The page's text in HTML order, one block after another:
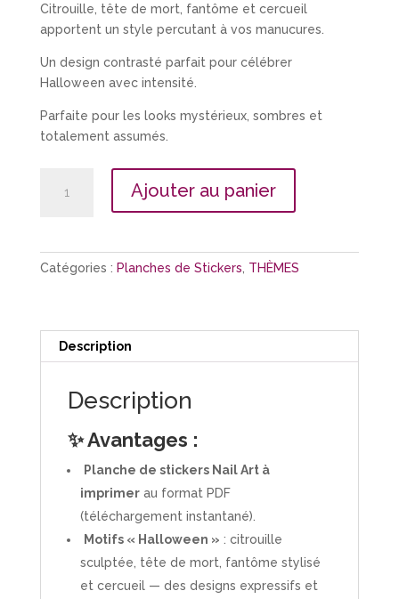
Citrouille, tête de mort, fantôme et cercueil
apportent un style percutant à vos manucures.
Un design contrasté parfait pour célébrer
Halloween avec intensité.
Parfaite pour les looks mystérieux, sombres et
totalement assumés.
Ajouter au panier
Catégories : Planches de Stickers THÈMES
Description
Description
✨ Avantages :
Planche de stickers Nail Art à
imprimerau format PDF
(téléchargement instantané).
Motifs « Halloween » : citrouille
sculptée, tête de mort, fantôme stylisé
et cercueil — des designs expressifs et